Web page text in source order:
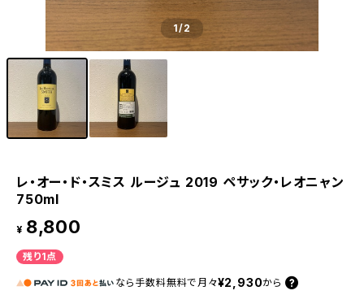
1/2
レ・オー・ド・スミス ルージュ 2019 ペサック・レオニャン
750ml
¥ 8,800
残り1点
なら 手数料無料で 月々¥2,930から